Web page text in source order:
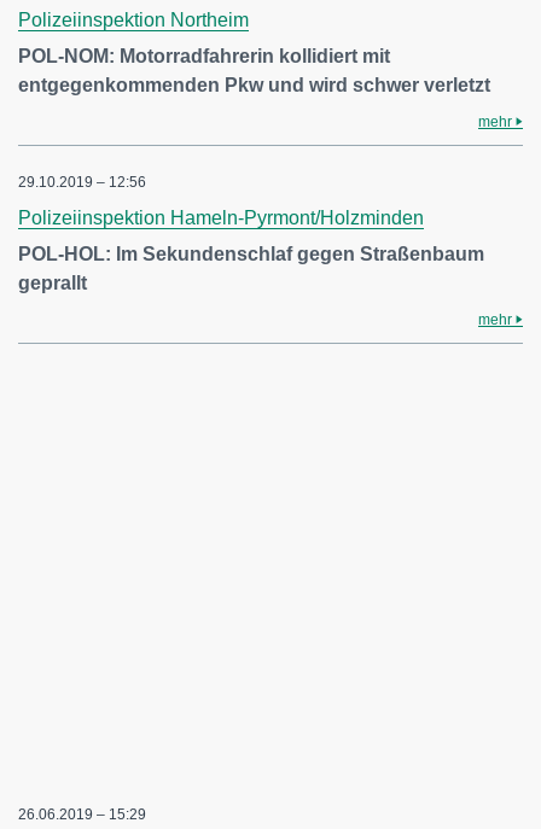
Polizeiinspektion Northeim
POL-NOM: Motorradfahrerin kollidiert mit
entgegenkommenden Pkw und wird schwer verletzt
mehr
29.10.2019 – 12:56
Polizeiinspektion Hameln-Pyrmont/Holzminden
POL-HOL: Im Sekundenschlaf gegen Straßenbaum
geprallt
mehr
26.06.2019 – 15:29